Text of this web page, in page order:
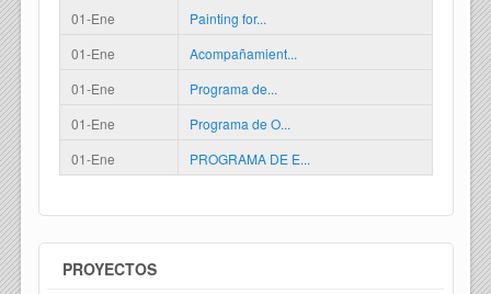
01-Ene
Painting for...
01-Ene
Acompañamient...
01-Ene
Programa de...
01-Ene
Programa de O...
01-Ene
PROGRAMA DE E...
PROYECTOS